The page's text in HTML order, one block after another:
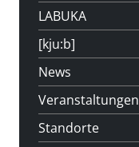
LABUKA
[kju:b]
News
Veranstaltungen
Standorte